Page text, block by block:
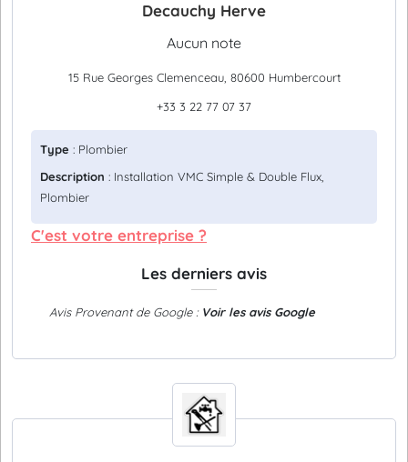
Decauchy Herve
Aucun note
15 Rue Georges Clemenceau, 80600 Humbercourt
+33 3 22 77 07 37
Type : Plombier
Description : Installation VMC Simple & Double Flux,
Plombier
C'est votre entreprise ?
Les derniers avis
Avis Provenant de Google : Voir les avis Google